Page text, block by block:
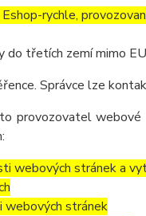
rychle,
do třetích zemí mimo
Správce lze
provozovatel
webových stránek a
webových stránek